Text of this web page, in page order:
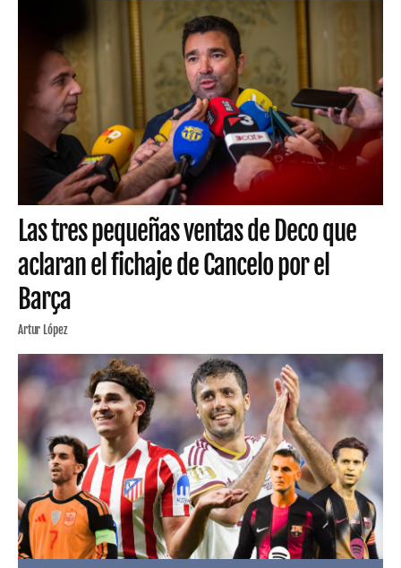
Las tres pequeñas ventas de Deco que
aclaran el fichaje de Cancelo por el
Barça
Artur López